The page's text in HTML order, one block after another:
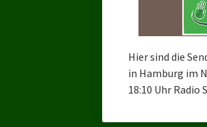
Hier sind die
in Hamburg im
18:10 Uhr Radio